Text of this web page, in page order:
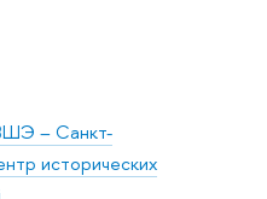
– Санкт-
исторических